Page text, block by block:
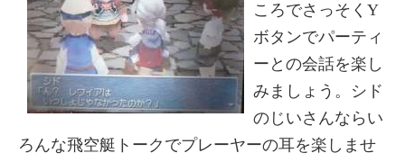
ころでさっそくY
ボタンでパーティ
ーとの会話を楽し
みましょう。シド
のじいさんならい
ろんな飛空艇トークでプレーヤーの耳を楽しませ